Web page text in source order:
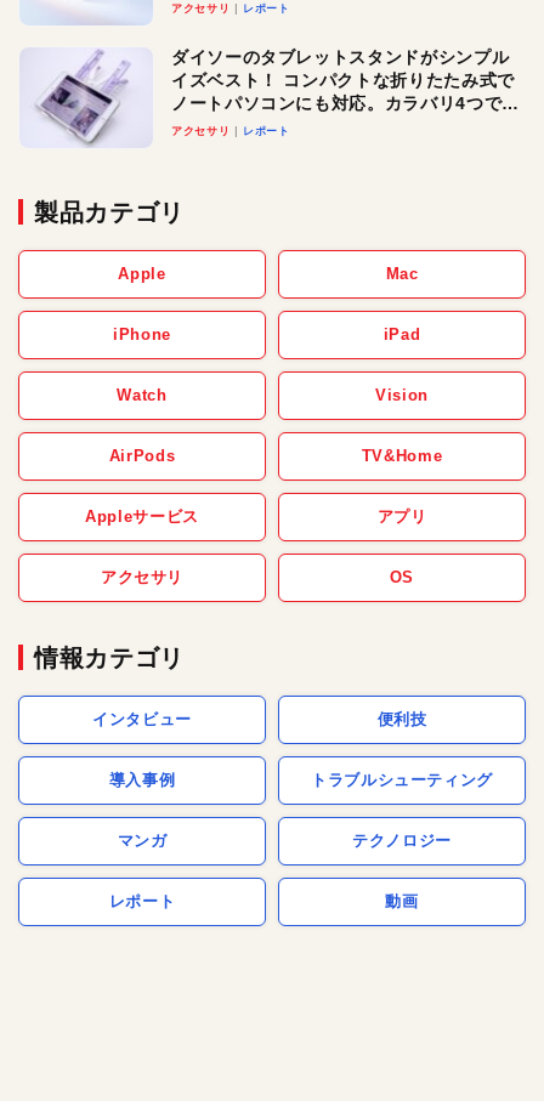
アクセサリ レポート
ダイソーのタブレットスタンドがシンプル
イズベスト！ コンパクトな折りたたみ式で
ノートパソコンにも対応。カラバリ4つで選
べる楽しさも
アクセサリ レポート
製品カテゴリ
Apple Mac
iPhone iPad
Watch Vision
AirPods TV&Home
Appleサービス アプリ
アクセサリ OS
情報カテゴリ
インタビュー 便利技
導入事例 トラブルシューティング
マンガ テクノロジー
レポート 動画